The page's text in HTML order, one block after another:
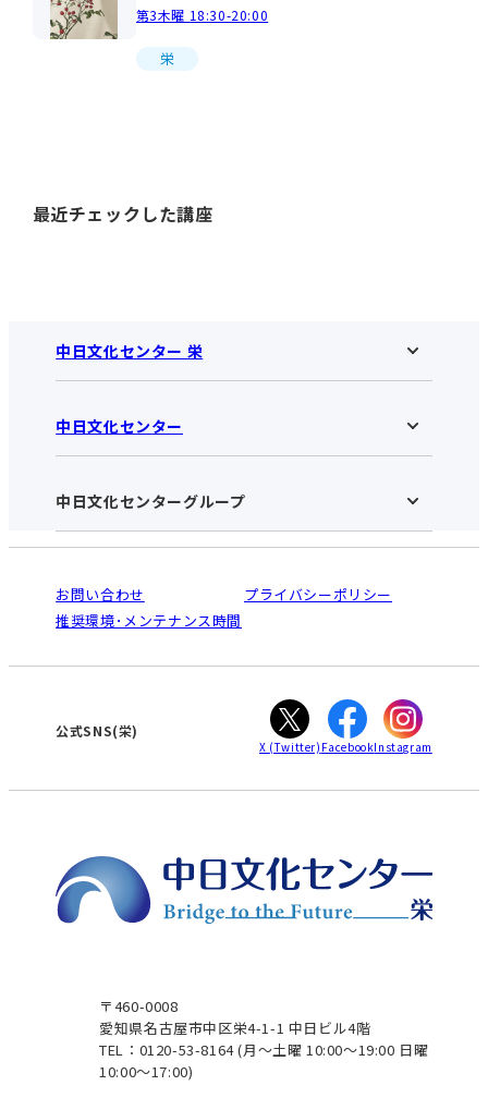
第3木曜 18:30-20:00
栄
最近チェックした講座
中日文化センター 栄
中日文化センター 栄HOME
お知らせ
アクセス･営業時間
お申し込みの流れ
入会と受講のご案内
中日文化センター
中日文化センターHOME
中日文化センターとは
受講規約・会員特典
ご利用ガイド
オンライン講座受講の手順
WEBサイトのよくある質問
中日文化センターグループ
南大高
犬山
高蔵寺
大垣
津
お問い合わせ
プライバシーポリシー
推奨環境･メンテナンス時間
〒460-0008
愛知県名古屋市中区栄4-1-1 中日ビル4階
TEL：0120-53-8164(月～土曜 10:00～19:00 日曜
10:00～17:00)
公式SNS(栄)
X (Twitter) FacebookInstagram